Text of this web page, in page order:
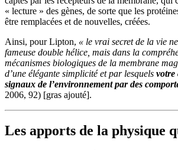
« lecture » des gènes, de sorte que les
être remplacées et de nouvelles, créées.
Ainsi, pour Lipton, « le vrai secret de la vie
fameuse double hélice, mais dans la
mécanismes biologiques de la membrane
d’une élégante simplicité et par lesquels votre
signaux de l’environnement par des
2006, 92) [gras ajouté].
Les apports de la physique